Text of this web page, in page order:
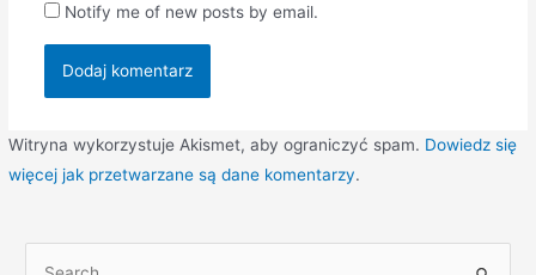
Notify me of new posts by email.
Witryna wykorzystuje Akismet, aby ograniczyć spam. Dowiedz się
więcej jak przetwarzane są dane komentarzy.